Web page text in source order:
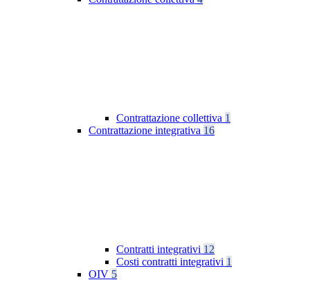
Contrattazione collettiva 1
Contrattazione integrativa 16
Contratti integrativi 12
Costi contratti integrativi 1
OIV 5